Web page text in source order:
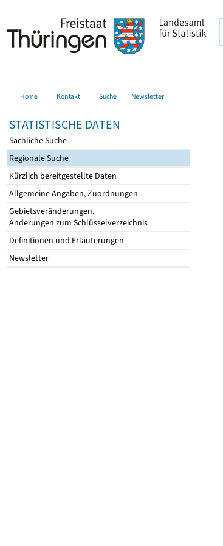
Home Kontakt Suche Newsletter
STATISTISCHE DATEN
Sachliche Suche
Regionale Suche
Kürzlich bereitgestellte Daten
Allgemeine Angaben, Zuordnungen
Gebietsveränderungen,
Änderungen zum Schlüsselverzeichnis
Definitionen und Erläuterungen
Newsletter